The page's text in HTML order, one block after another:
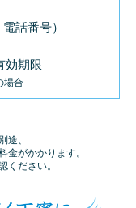
話番号）
効期限
場合
途、
金がかかります。
ください。